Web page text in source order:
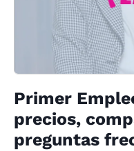
Primer
precios,
preguntas